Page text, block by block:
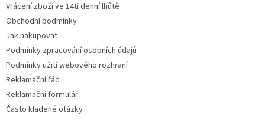
Vrácení zboží ve 14ti denní lhůtě
Obchodní podmínky
Jak nakupovat
Podmínky zpracování osobních údajů
Podmínky užití webového rozhraní
Reklamační řád
Reklamační formulář
Často kladené otázky